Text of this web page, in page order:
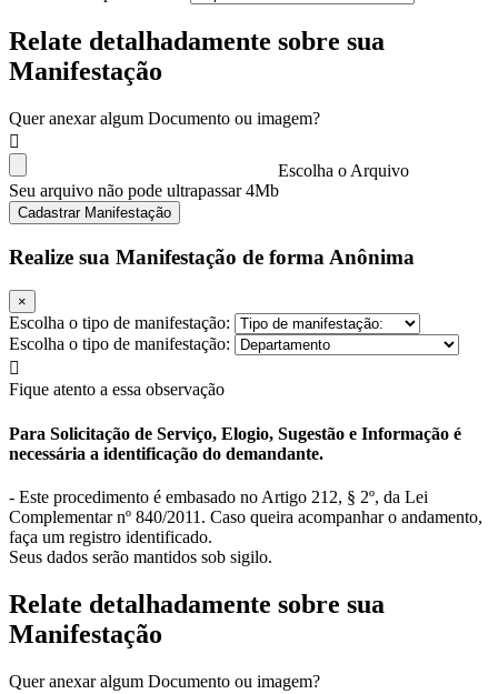
Relate detalhadamente sobre sua
Manifestação
Quer anexar algum Documento ou imagem?
Escolha o Arquivo
Seu arquivo não pode ultrapassar 4Mb
Cadastrar Manifestação
Realize sua Manifestação de forma Anônima
×
Escolha o tipo de manifestação:
Escolha o tipo de manifestação:
Fique atento a essa observação
Para Solicitação de Serviço, Elogio, Sugestão e Informação é
necessária a identificação do demandante.
- Este procedimento é embasado no Artigo 212, § 2º, da Lei
Complementar nº 840/2011. Caso queira acompanhar o andamento,
faça um registro identificado.
Seus dados serão mantidos sob sigilo.
Relate detalhadamente sobre sua
Manifestação
Quer anexar algum Documento ou imagem?